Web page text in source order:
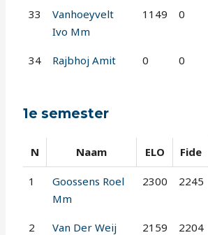
33
Vanhoeyvelt
Ivo Mm
1149 0
34 Rajbhoj Amit 0 0
1e semester
N Naam ELO Fide
1
Goossens Roel
Mm
2300 2245
2
Van Der Weij
2159 2204